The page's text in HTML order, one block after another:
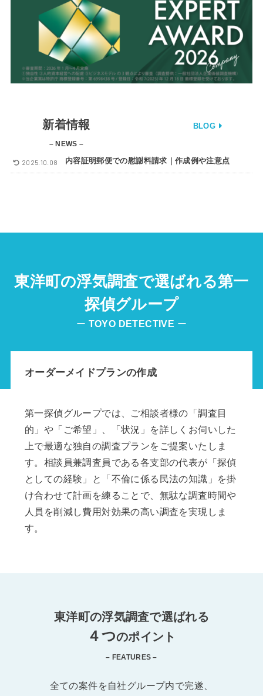
新着情報
– NEWS –
BLOG
内容証明郵便での慰謝料請求｜作成例や注意点
2025.10.08
東洋町の浮気調査で選ばれる第一
探偵グループ
ー TOYO DETECTIVE ー
オーダーメイドプランの作成
第一探偵グループでは、ご相談者様の「調査目
的」や「ご希望」、「状況」を詳しくお伺いした
上で最適な独自の調査プランをご提案いたしま
す。相談員兼調査員である各支部の代表が「探偵
としての経験」と「不倫に係る民法の知識」を掛
け合わせて計画を練ることで、無駄な調査時間や
人員を削減し費用対効果の高い調査を実現しま
す。
東洋町の浮気調査で選ばれる
４つのポイント
– FEATURES –
全ての案件を自社グループ内で完遂、